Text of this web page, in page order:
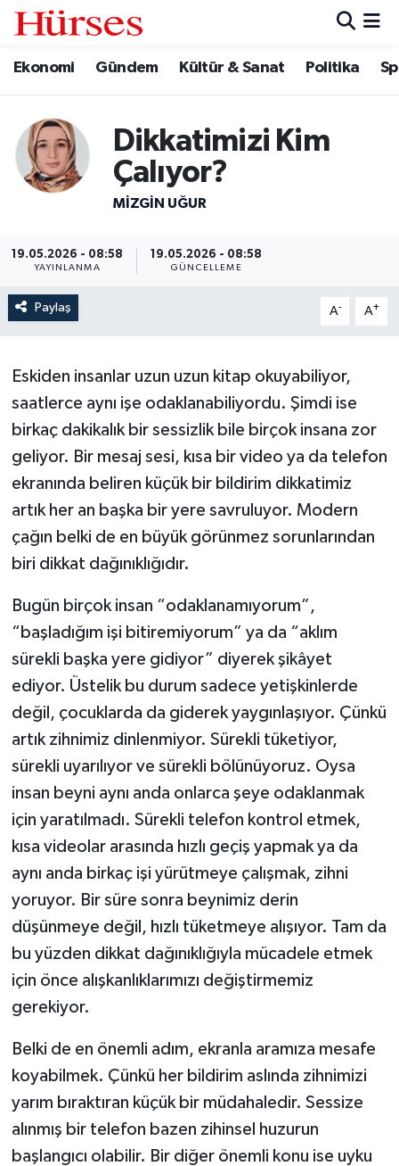
Ekonomi Gündem Kültür & Sanat Politika
Dikkatimizi Kim
Çalıyor?
MIZGIN UĞUR
19.05.2026 - 08:58
YAYINLANMA
19.05.2026 - 08:58
GÜNCELLEME
Paylaş A- A+
Eskiden insanlar uzun uzun kitap okuyabiliyor,
saatlerce aynı işe odaklanabiliyordu. Şimdi ise
birkaç dakikalık bir sessizlik bile birçok insana zor
geliyor. Bir mesaj sesi, kısa bir video ya da telefon
ekranında beliren küçük bir bildirim dikkatimiz
artık her an başka bir yere savruluyor. Modern
çağın belki de en büyük görünmez sorunlarından
biri dikkat dağınıklığıdır.
Bugün birçok insan “odaklanamıyorum”,
“başladığım işi bitiremiyorum” ya da “aklım
sürekli başka yere gidiyor” diyerek şikâyet
ediyor. Üstelik bu durum sadece yetişkinlerde
değil, çocuklarda da giderek yaygınlaşıyor. Çünkü
artık zihnimiz dinlenmiyor. Sürekli tüketiyor,
sürekli uyarılıyor ve sürekli bölünüyoruz. Oysa
insan beyni aynı anda onlarca şeye odaklanmak
için yaratılmadı. Sürekli telefon kontrol etmek,
kısa videolar arasında hızlı geçiş yapmak ya da
aynı anda birkaç işi yürütmeye çalışmak, zihni
yoruyor. Bir süre sonra beynimiz derin
düşünmeye değil, hızlı tüketmeye alışıyor. Tam da
bu yüzden dikkat dağınıklığıyla mücadele etmek
için önce alışkanlıklarımızı değiştirmemiz
gerekiyor.
Belki de en önemli adım, ekranla aramıza mesafe
koyabilmek. Çünkü her bildirim aslında zihnimizi
yarım bıraktıran küçük bir müdahaledir. Sessize
alınmış bir telefon bazen zihinsel huzurun
başlangıcı olabilir. Bir diğer önemli konu ise uyku
Ekonomi
Kültür & Sanat
Spor
Turizm
Hava Durumu
Süper Lig Puan Durumu ve Fikstür
Tüm Manşetler
Son Dakika Haberleri
Haber Arşivi